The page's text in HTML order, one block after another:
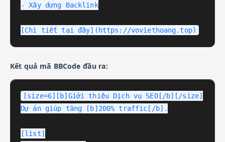
- Xây dựng Backlink
[Chi tiết tại đây](https://voviethoang.top)
Kết quả mã BBCode đầu ra:
[size=6][b]Giới thiệu Dịch vụ SEO[/b][/size]
Dự án giúp tăng [b]200% traffic[/b].
[list]